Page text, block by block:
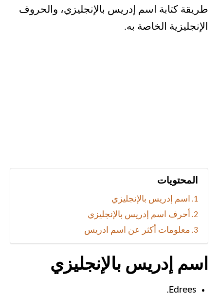
طريقة كتابة اسم إدريس بالإنجليزي، والحروف
الإنجليزية الخاصة به.
المحتويات
اسم إدريس بالإنجليزي
أحرف اسم إدريس بالإنجليزي
معلومات أكثر عن اسم ادريس
اسم إدريس بالإنجليزي
Edrees.